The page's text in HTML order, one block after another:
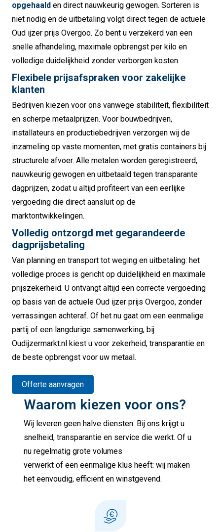
opgehaald en direct nauwkeurig gewogen. Sorteren is
niet nodig en de uitbetaling volgt direct tegen de actuele
Oud ijzer prijs Overgoo. Zo bent u verzekerd van een
snelle afhandeling, maximale opbrengst per kilo en
volledige duidelijkheid zonder verborgen kosten.
Flexibele prijsafspraken voor zakelijke
klanten
Bedrijven kiezen voor ons vanwege stabiliteit, flexibiliteit
en scherpe metaalprijzen. Voor bouwbedrijven,
installateurs en productiebedrijven verzorgen wij de
inzameling op vaste momenten, met gratis containers bij
structurele afvoer. Alle metalen worden geregistreerd,
nauwkeurig gewogen en uitbetaald tegen transparante
dagprijzen, zodat u altijd profiteert van een eerlijke
vergoeding die direct aansluit op de
marktontwikkelingen.
Volledig ontzorgd met gegarandeerde
dagprijsbetaling
Van planning en transport tot weging en uitbetaling: het
volledige proces is gericht op duidelijkheid en maximale
prijszekerheid. U ontvangt altijd een correcte vergoeding
op basis van de actuele Oud ijzer prijs Overgoo, zonder
verrassingen achteraf. Of het nu gaat om een eenmalige
partij of een langdurige samenwerking, bij
Oudijzermarkt.nl kiest u voor zekerheid, transparantie en
de beste opbrengst voor uw metaal.
Offerte aanvragen
Waarom kiezen voor ons?
Wij leveren geen halve diensten. Bij ons krijgt u
snelheid, transparantie en service die werkt. Of u
nu regelmatig grote volumes
verwerkt of een eenmalige klus heeft: wij maken
het eenvoudig, efficiënt en winstgevend.